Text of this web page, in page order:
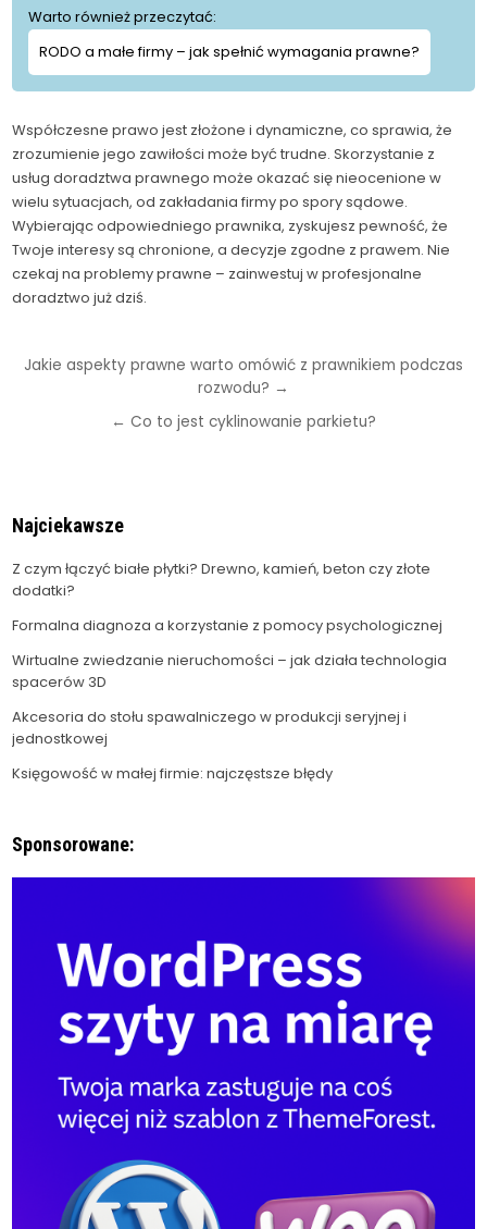
Warto również przeczytać:
RODO a małe firmy – jak spełnić wymagania prawne?
Współczesne prawo jest złożone i dynamiczne, co sprawia, że
zrozumienie jego zawiłości może być trudne. Skorzystanie z
usług doradztwa prawnego może okazać się nieocenione w
wielu sytuacjach, od zakładania firmy po spory sądowe.
Wybierając odpowiedniego prawnika, zyskujesz pewność, że
Twoje interesy są chronione, a decyzje zgodne z prawem. Nie
czekaj na problemy prawne – zainwestuj w profesjonalne
doradztwo już dziś.
Nawigacja
Jakie aspekty prawne warto omówić z prawnikiem podczas
rozwodu? →
← Co to jest cyklinowanie parkietu?
Najciekawsze
Z czym łączyć białe płytki? Drewno, kamień, beton czy złote
dodatki?
Formalna diagnoza a korzystanie z pomocy psychologicznej
Wirtualne zwiedzanie nieruchomości – jak działa technologia
spacerów 3D
Akcesoria do stołu spawalniczego w produkcji seryjnej i
jednostkowej
Księgowość w małej firmie: najczęstsze błędy
Sponsorowane: